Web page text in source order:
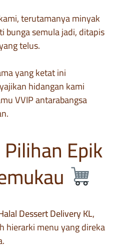
terutamanya minyak
bunga semula jadi, ditapis
telus.
yang ketat ini
hidangan kami
VVIP antarabangsa
Epik
Dessert Delivery KL,
hierarki menu yang direka